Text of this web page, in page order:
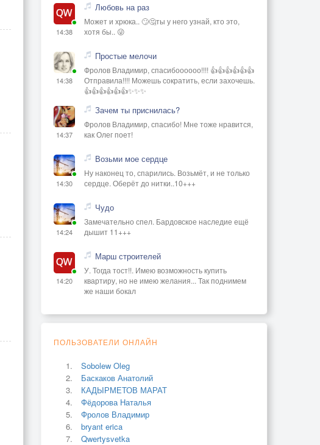
14:38
Любовь на раз
Может и хрюка.. 🙄🤔ты у него узнай, кто это,
хотя бы.. 😜
14:38
Простые мелочи
Фролов Владимир, спасибоооооо!!!! 👍👍👍👍👍👍
Отправила!!!! Можешь сократить, если захочешь.
👍👍👍👍👍👍✨✨✨
14:37
Зачем ты приснилась?
Фролов Владимир, спасибо! Мне тоже нравится,
как Олег поет!
14:30
Возьми мое сердце
Ну наконец то, спарились. Возьмёт, и не только
сердце. Оберёт до нитки..10+++
14:24
Чудо
Замечательно спел. Бардовское наследие ещё
дышит 11+++
14:20
Марш строителей
У. Тогда тост!!. Имею возможность купить
квартиру, но не имею желания... Так поднимем
же наши бокал
ПОЛЬЗОВАТЕЛИ ОНЛАЙН
Sobolew Oleg
Баскаков Анатолий
КАДЫРМЕТОВ МАРАТ
Фёдорова Наталья
Фролов Владимир
bryant erica
Qwertysvetka